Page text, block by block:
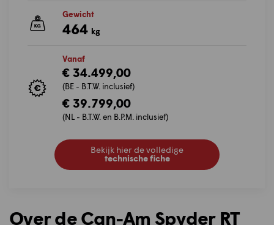
Gewicht
464 kg
Vanaf
€ 34.499,00
(BE - B.T.W. inclusief)
€ 39.799,00
(NL - B.T.W. en B.P.M. inclusief)
Bekijk hier de volledige
technische fiche
Over de Can-Am Spyder RT